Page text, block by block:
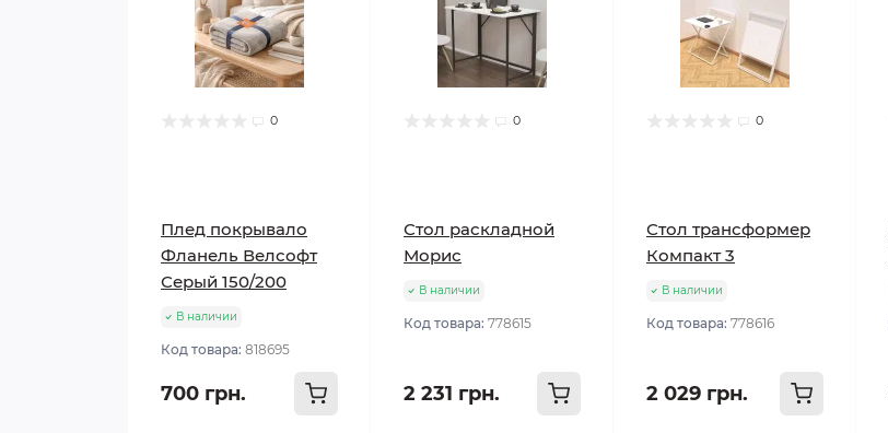
0
Плед покрывало
Фланель Велсофт
Серый 150/200
В наличии
Код товара: 818695
700 грн.
0
Стол раскладной
Морис
В наличии
Код товара: 778615
2 231 грн.
0
Стол трансформер
Компакт 3
В наличии
Код товара: 778616
2 029 грн.